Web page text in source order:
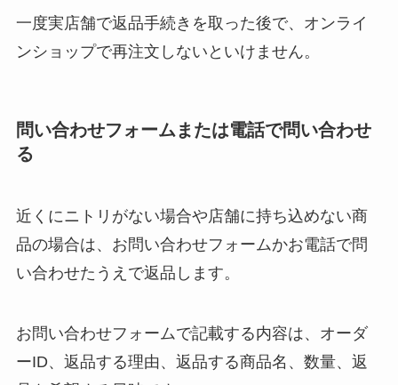
一度実店舗で返品手続きを取った後で、オンライ
ンショップで再注文しないといけません。
問い合わせフォームまたは電話で問い合わせ
る
近くにニトリがない場合や店舗に持ち込めない商
品の場合は、お問い合わせフォームかお電話で問
い合わせたうえで返品します。
お問い合わせフォームで記載する内容は、オーダ
ーID、返品する理由、返品する商品名、数量、返